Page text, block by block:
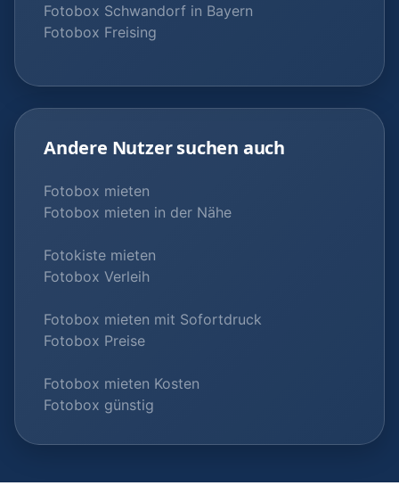
Fotobox Schwandorf in Bayern
Fotobox Freising
Andere Nutzer suchen auch
Fotobox mieten
Fotobox mieten in der Nähe
Fotokiste mieten
Fotobox Verleih
Fotobox mieten mit Sofortdruck
Fotobox Preise
Fotobox mieten Kosten
Fotobox günstig